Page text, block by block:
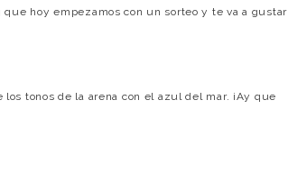
hoy empezamos con un sorteo y te va a gustar
tonos de la arena con el azul del mar. ¡Ay que